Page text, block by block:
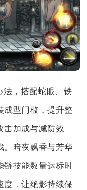
法，搭配蛇眼、铁
成型门槛，提升整
击加成与减防效
。暗夜飘香与芳华
链技能数量达标时
度，让绝影持续保